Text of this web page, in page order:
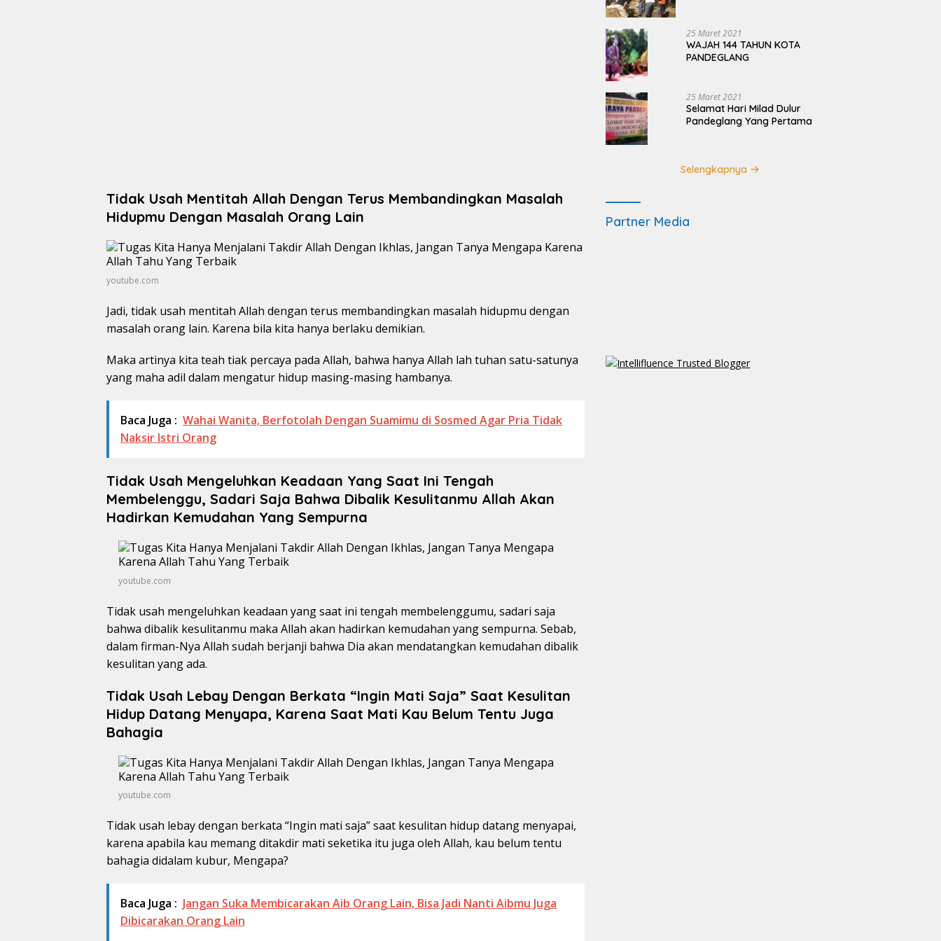
Tidak Usah Mentitah Allah Dengan Terus Membandingkan Masalah
Hidupmu Dengan Masalah Orang Lain
youtube.com
Jadi, tidak usah mentitah Allah dengan terus membandingkan masalah hidupmu dengan
masalah orang lain. Karena bila kita hanya berlaku demikian.
Maka artinya kita teah tiak percaya pada Allah, bahwa hanya Allah lah tuhan satu-satunya
yang maha adil dalam mengatur hidup masing-masing hambanya.
Baca Juga : Wahai Wanita, Berfotolah Dengan Suamimu di Sosmed Agar Pria Tidak
Naksir Istri Orang
Tidak Usah Mengeluhkan Keadaan Yang Saat Ini Tengah
Membelenggu, Sadari Saja Bahwa Dibalik Kesulitanmu Allah Akan
Hadirkan Kemudahan Yang Sempurna
youtube.com
Tidak usah mengeluhkan keadaan yang saat ini tengah membelenggumu, sadari saja
bahwa dibalik kesulitanmu maka Allah akan hadirkan kemudahan yang sempurna. Sebab,
dalam firman-Nya Allah sudah berjanji bahwa Dia akan mendatangkan kemudahan dibalik
kesulitan yang ada.
Tidak Usah Lebay Dengan Berkata “Ingin Mati Saja” Saat Kesulitan
Hidup Datang Menyapa, Karena Saat Mati Kau Belum Tentu Juga
Bahagia
youtube.com
Tidak usah lebay dengan berkata “Ingin mati saja” saat kesulitan hidup datang menyapai,
karena apabila kau memang ditakdir mati seketika itu juga oleh Allah, kau belum tentu
bahagia didalam kubur, Mengapa?
Baca Juga : Jangan Suka Membicarakan Aib Orang Lain, Bisa Jadi Nanti Aibmu Juga
Dibicarakan Orang Lain
25 Maret 2021
WAJAH 144 TAHUN KOTA
PANDEGLANG
25 Maret 2021
Selamat Hari Milad Dulur
Pandeglang Yang Pertama
Selengkapnya
Partner Media